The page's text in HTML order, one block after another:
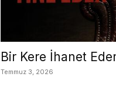
Bir Kere İhanet
Temmuz 3, 2026